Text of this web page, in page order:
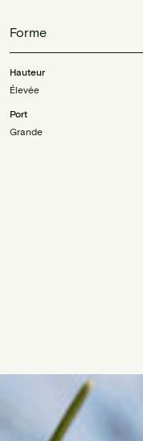
Forme
Hauteur
Élevée
Port
Grande